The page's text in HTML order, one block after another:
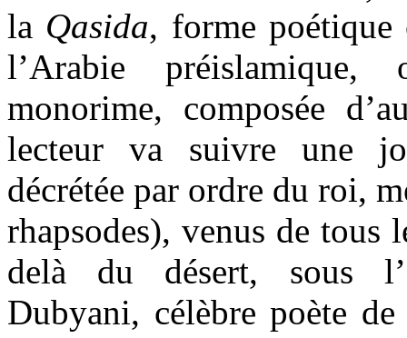
la Qasida, forme poétique
l’Arabie préislamique,
monorime, composée
lecteur va suivre une
décrétée par ordre du roi,
rhapsodes), venus de tous
delà du désert, sous
Dubyani, célèbre poète